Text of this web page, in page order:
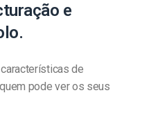
e
de
pode ver os seus